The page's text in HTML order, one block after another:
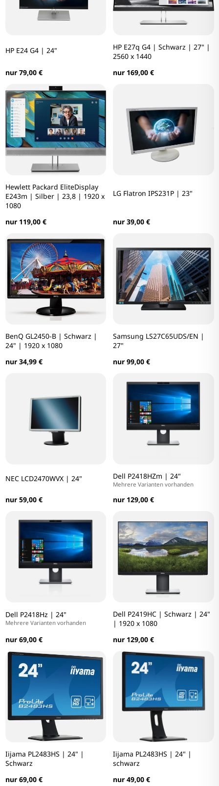
HP E24 G4 | 24"
nur 79,00 €
HP E27q G4 | Schwarz | 27" |
2560 x 1440
nur 169,00 €
Hewlett Packard EliteDisplay
E243m | Silber | 23,8 | 1920 x
1080
nur 119,00 €
LG Flatron IPS231P | 23"
nur 39,00 €
BenQ GL2450-B | Schwarz |
24" | 1920 x 1080
nur 34,99 €
Samsung LS27C65UDS/EN |
27"
nur 99,00 €
NEC LCD2470WVX | 24"
nur 59,00 €
Dell P2418HZm | 24"
Mehrere Varianten vorhanden
nur 129,00 €
Dell P2418Hz | 24"
Mehrere Varianten vorhanden
nur 69,00 €
Dell P2419HC | Schwarz | 24"
| 1920 x 1080
nur 129,00 €
Iijama PL2483HS | 24" |
Schwarz
nur 69,00 €
Iijama PL2483HS | 24" |
schwarz
nur 49,00 €